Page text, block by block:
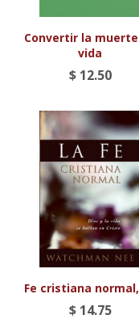
Convertir la
vida
$ 12.50
Fe cristiana
$ 14.75